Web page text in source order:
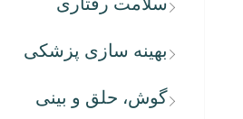
بهینه سازی پزشکی
گوش، حلق و بینی